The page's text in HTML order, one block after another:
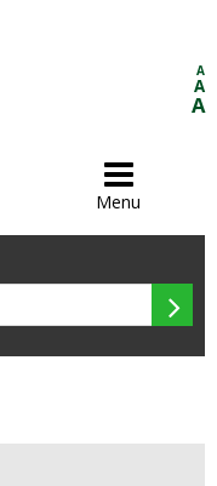
A
A
A

Menu
